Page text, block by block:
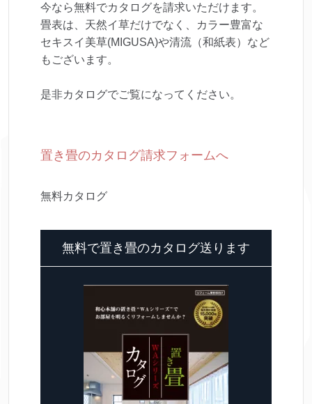
今なら無料でカタログを請求いただけます。
畳表は、天然イ草だけでなく、カラー豊富な
セキスイ美草(MIGUSA)や清流（和紙表）など
もございます。
是非カタログでご覧になってください。
置き畳のカタログ請求フォームへ
無料カタログ
無料で置き畳のカタログ送ります